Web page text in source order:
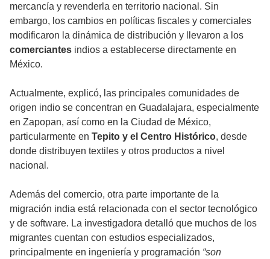
mercancía y revenderla en territorio nacional. Sin
embargo, los cambios en políticas fiscales y comerciales
modificaron la dinámica de distribución y llevaron a los
comerciantes indios a establecerse directamente en
México.
Actualmente, explicó, las principales comunidades de
origen indio se concentran en Guadalajara, especialmente
en Zapopan, así como en la Ciudad de México,
particularmente en Tepito y el Centro Histórico, desde
donde distribuyen textiles y otros productos a nivel
nacional.
Además del comercio, otra parte importante de la
migración india está relacionada con el sector tecnológico
y de software. La investigadora detalló que muchos de los
migrantes cuentan con estudios especializados,
principalmente en ingeniería y programación “son